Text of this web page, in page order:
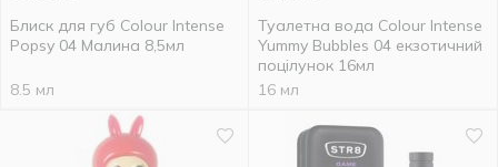
Блиск для губ Colour Intense
Popsy 04 Малина 8,5мл
8.5 мл
Туалетна вода Colour Intense
Yummy Bubbles 04 екзотичний
поцілунок 16мл
16 мл